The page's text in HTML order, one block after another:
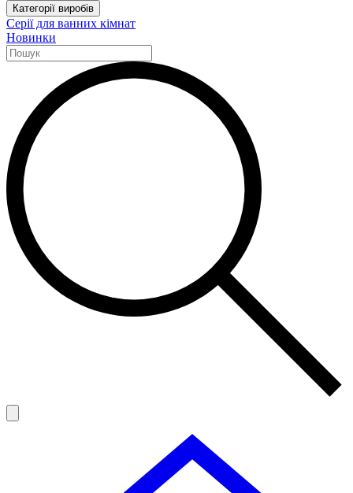
Категорії виробів
Серії для ванних кімнат
Новинки